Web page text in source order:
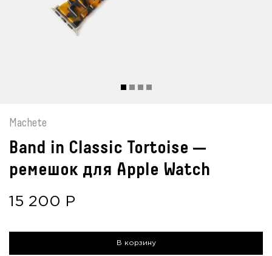
Machete
Band in Classic Tortoise —
ремешок для Apple Watch
15 200 Р
В корзину